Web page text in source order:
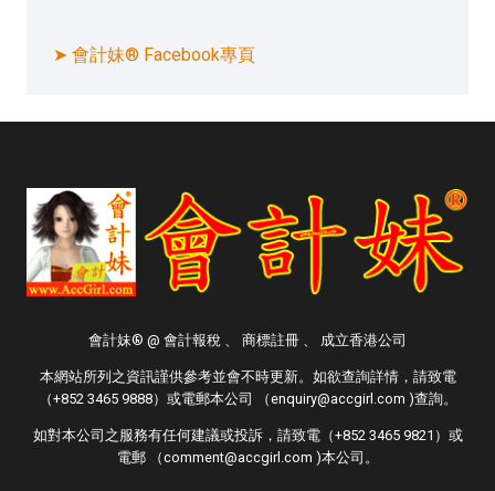
➤ 會計妹® Facebook專頁
會計妹® @ 會計報稅 、 商標註冊 、 成立香港公司
本網站所列之資訊謹供參考並會不時更新。如欲查詢詳情，請致電
（+852 3465 9888）或電郵本公司 （enquiry@accgirl.com )查詢。
如對本公司之服務有任何建議或投訴，請致電（+852 3465 9821）或
電郵 （comment@accgirl.com )本公司。